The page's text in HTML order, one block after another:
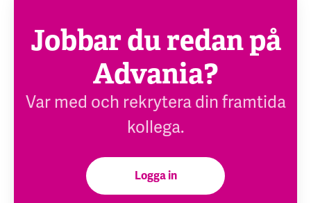
Jobbar du redan på
Advania?
Var med och rekrytera din framtida
kollega.
Logga in